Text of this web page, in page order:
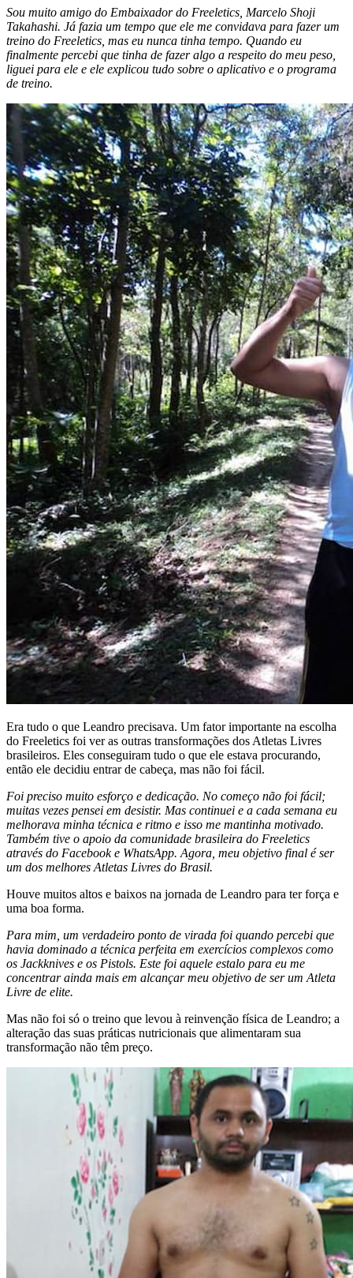
Sou muito amigo do Embaixador do Freeletics, Marcelo Shoji
Takahashi. Já fazia um tempo que ele me convidava para fazer um
treino do Freeletics, mas eu nunca tinha tempo. Quando eu
finalmente percebi que tinha de fazer algo a respeito do meu peso,
liguei para ele e ele explicou tudo sobre o aplicativo e o programa
de treino.
Era tudo o que Leandro precisava. Um fator importante na escolha
do Freeletics foi ver as outras transformações dos Atletas Livres
brasileiros. Eles conseguiram tudo o que ele estava procurando,
então ele decidiu entrar de cabeça, mas não foi fácil.
Foi preciso muito esforço e dedicação. No começo não foi fácil;
muitas vezes pensei em desistir. Mas continuei e a cada semana eu
melhorava minha técnica e ritmo e isso me mantinha motivado.
Também tive o apoio da comunidade brasileira do Freeletics
através do Facebook e WhatsApp. Agora, meu objetivo final é ser
um dos melhores Atletas Livres do Brasil.
Houve muitos altos e baixos na jornada de Leandro para ter força e
uma boa forma.
Para mim, um verdadeiro ponto de virada foi quando percebi que
havia dominado a técnica perfeita em exercícios complexos como
os Jackknives e os Pistols. Este foi aquele estalo para eu me
concentrar ainda mais em alcançar meu objetivo de ser um Atleta
Livre de elite.
Mas não foi só o treino que levou à reinvenção física de Leandro; a
alteração das suas práticas nutricionais que alimentaram sua
transformação não têm preço.